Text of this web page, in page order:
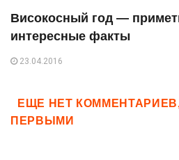
Високосный год —
интересные факты
23.04.2016
ЕЩЕ НЕТ
ПЕРВЫМИ